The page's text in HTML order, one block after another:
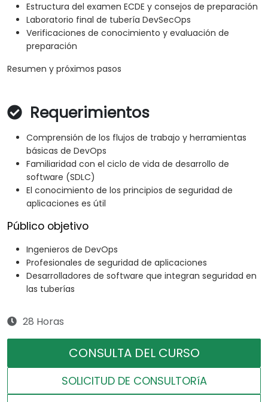
Estructura del examen ECDE y consejos de preparación
Laboratorio final de tubería DevSecOps
Verificaciones de conocimiento y evaluación de
preparación
Resumen y próximos pasos
Requerimientos
Comprensión de los flujos de trabajo y herramientas
básicas de DevOps
Familiaridad con el ciclo de vida de desarrollo de
software (SDLC)
El conocimiento de los principios de seguridad de
aplicaciones es útil
Público objetivo
Ingenieros de DevOps
Profesionales de seguridad de aplicaciones
Desarrolladores de software que integran seguridad en
las tuberías
28 Horas
CONSULTA DEL CURSO
SOLICITUD DE CONSULTORíA